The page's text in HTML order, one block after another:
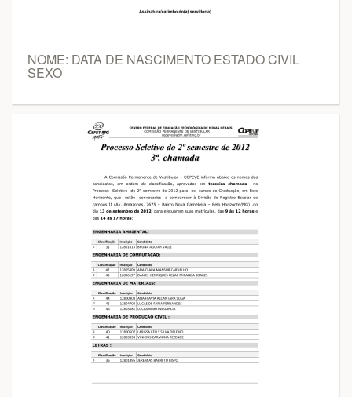
NOME: DATA DE NASCIMENTO ESTADO CIVIL
SEXO